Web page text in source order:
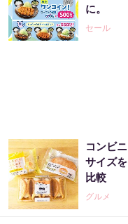
に。
セール
コンビ
サイズ
比較
グルメ